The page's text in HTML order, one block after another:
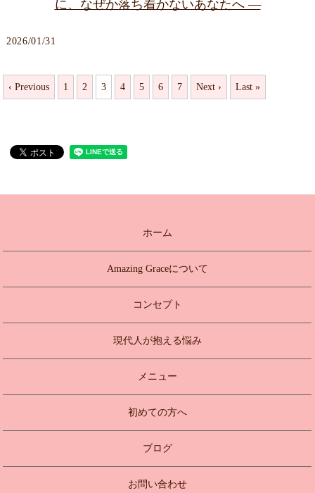
に、なぜか落ち着かないあなたへ ―
2026/01/31
‹ Previous 1 2 3 4 5 6 7 Next › Last »
ホーム
Amazing Graceについて
コンセプト
現代人が抱える悩み
メニュー
初めての方へ
ブログ
お問い合わせ